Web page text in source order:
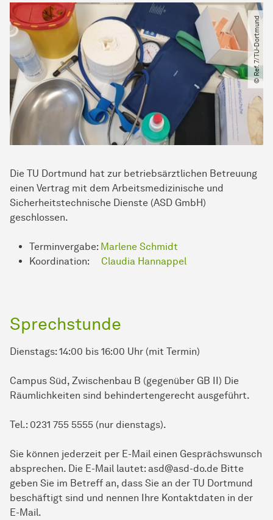
© Ref. 7​/​TU-Dortmund
Die TU Dortmund hat zur betriebsärztlichen Betreuung
einen Vertrag mit dem Arbeitsmedizinische und
Sicherheitstechnische Dienste (ASD GmbH)
geschlossen.
Terminvergabe: Marlene Schmidt
Koordination: Claudia Hannappel
Sprechstunde
Dienstags: 14:00 bis 16:00 Uhr (mit Termin)
Campus Süd, Zwischenbau B (gegenüber GB II) Die
Räumlichkeiten sind behindertengerecht ausgeführt.
Tel.: 0231 755 5555 (nur dienstags).
Sie können jederzeit per E-Mail einen Gesprächswunsch
absprechen. Die E-Mail lautet: asd@asd-do.de Bitte
geben Sie im Betreff an, dass Sie an der TU Dortmund
beschäftigt sind und nennen Ihre Kontaktdaten in der
E-Mail.